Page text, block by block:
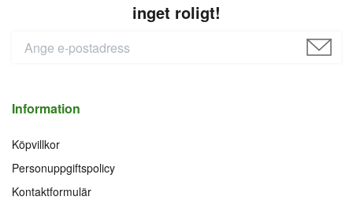
inget roligt!
Information
Köpvillkor
Personuppgiftspolicy
Kontaktformulär